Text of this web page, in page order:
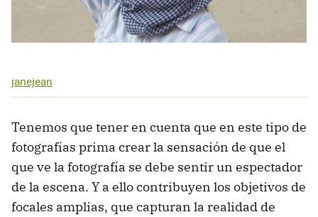
janejean
Tenemos que tener en cuenta que en este tipo de
fotografías prima crear la sensación de que el
que ve la fotografía se debe sentir un espectador
de la escena. Y a ello contribuyen los objetivos de
focales amplias, que capturan la realidad de